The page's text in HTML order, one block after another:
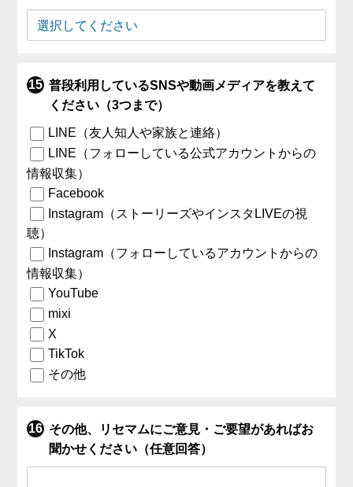
普段利用しているSNSや動画メディアを教えて
ください（3つまで）
LINE（友人知人や家族と連絡）
LINE（フォローしている公式アカウントからの
情報収集）
Facebook
Instagram（ストーリーズやインスタLIVEの視
聴）
Instagram（フォローしているアカウントからの
情報収集）
YouTube
mixi
X
TikTok
その他
その他、リセマムにご意見・ご要望があればお
聞かせください（任意回答）